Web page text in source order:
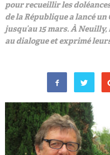
pour recueillir les
de la République a lancé
jusqu’au 15 mars. À
au dialogue et exprimé